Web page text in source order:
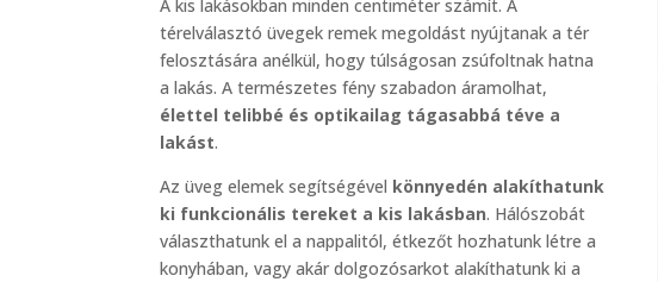
A kis lakásokban minden centiméter számít. A
térelválasztó üvegek remek megoldást nyújtanak a tér
felosztására anélkül, hogy túlságosan zsúfoltnak hatna
a lakás. A természetes fény szabadon áramolhat,
élettel telibbé és optikailag tágasabbá téve a
lakást.
Az üveg elemek segítségével könnyedén alakíthatunk
ki funkcionális tereket a kis lakásban. Hálószobát
választhatunk el a nappalitól, étkezőt hozhatunk létre a
konyhában, vagy akár dolgozósarkot alakíthatunk ki a